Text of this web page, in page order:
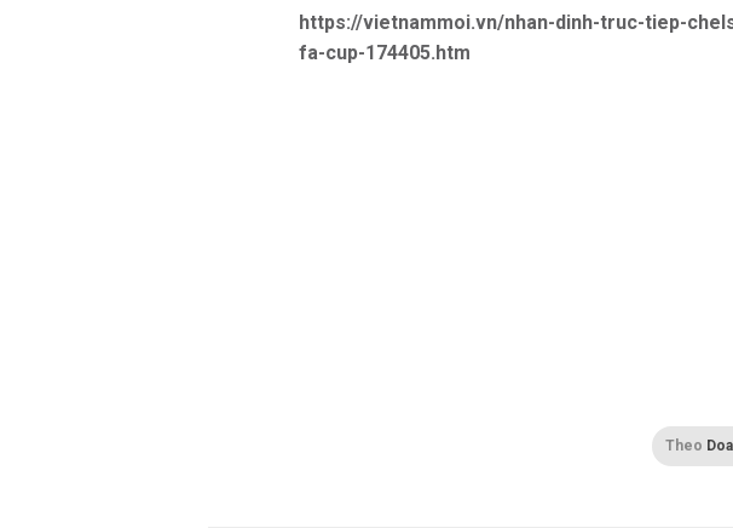
https://vietnammoi.vn/nhan-dinh-truc-tiep-
fa-cup-174405.htm
Theo